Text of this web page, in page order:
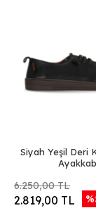
Siyah Yeşil Deri
6.250,00 TL
2.819,00 TL